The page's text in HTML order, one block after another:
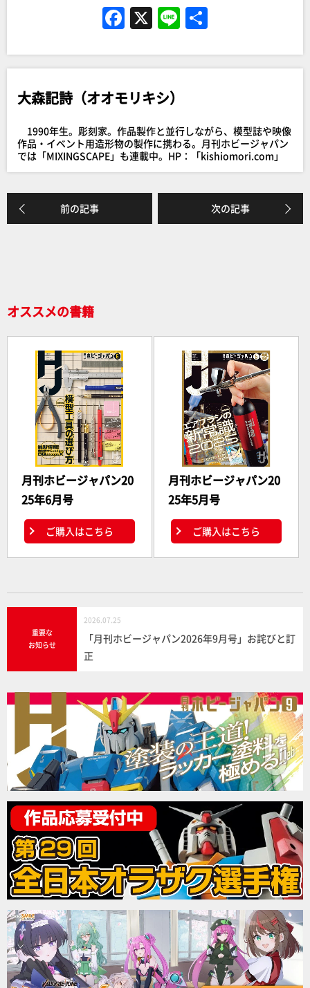
F
a
c
e
b
o
o
k
X Li
n
e
大森記詩（オオモリキシ）
1990年生。彫刻家。作品製作と並行しながら、模型誌や映像
作品・イベント用造形物の製作に携わる。月刊ホビージャパン
では「MIXINGSCAPE」も連載中。HP：「kishiomori.com」
前の記事 次の記事
オススメの書籍
月刊ホビージャパン20
25年6月号
ご購入はこちら
月刊ホビージャパン20
25年5月号
ご購入はこちら
重要な
お知らせ
2026.07.25
「月刊ホビージャパン2026年9月号」お詫びと訂
正